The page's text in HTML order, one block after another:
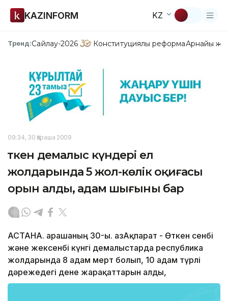
KAZINFORM KZ
Тренд:Сайлау-2026 Конституциялық реформаАрнайы
09:34, 30 Қараша 2009
Өткен демалыс күндері ел
жолдарында 5 жол-көлік оқиғасы
орын алды, адам шығыны бар
АСТАНА. Қарашаның 30-ы. ҚазАқпарат - Өткен сенбі
және жексенбі күнгі демалыстарда республика
жолдарында 8 адам мерт болып, 10 адам түрлі
дәрежедегі дене жарақаттарын алды,